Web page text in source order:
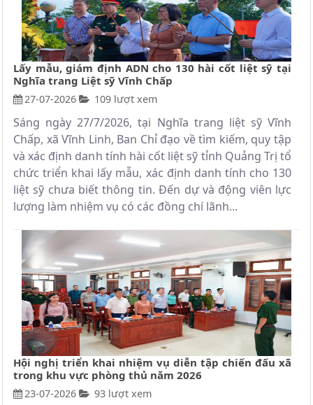
Lấy mẫu, giám định ADN cho 130 hài cốt liệt sỹ tại
Nghĩa trang Liệt sỹ Vĩnh Chấp
27-07-2026 109 lượt xem
Sáng ngày 27/7/2026, tại Nghĩa trang liệt sỹ Vĩnh
Chấp, xã Vĩnh Linh, Ban Chỉ đạo về tìm kiếm, quy tập
và xác định danh tính hài cốt liệt sỹ tỉnh Quảng Trị tổ
chức triển khai lấy mẫu, xác định danh tính cho 130
liệt sỹ chưa biết thông tin. Đến dự và động viên lực
lượng làm nhiệm vụ có các đồng chí lãnh...
Hội nghị triển khai nhiệm vụ diễn tập chiến đấu xã
trong khu vực phòng thủ năm 2026
23-07-2026 93 lượt xem